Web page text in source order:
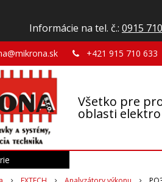
Informácie na tel. č.: 0915
Všetko pre
oblasti
+421 915 710 633